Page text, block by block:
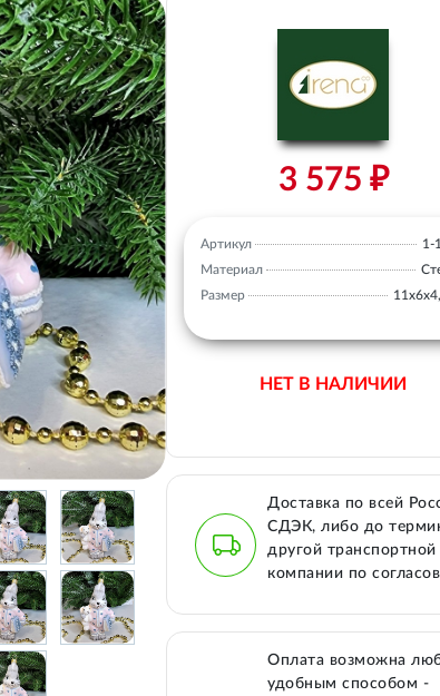
3 575 ₽
Артикул
1-
Материал
Размер
НЕТ В НАЛИЧИИ
Доставка по всей
СДЭК, либо до
другой транспортной
компании по
Оплата возможна
удобным способом -